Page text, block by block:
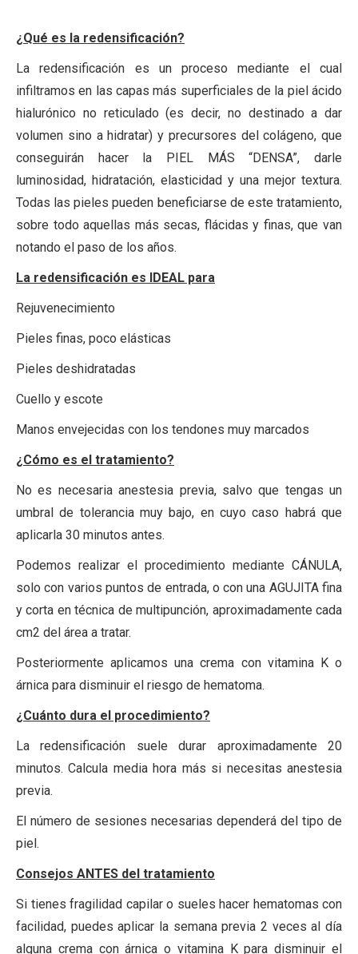
¿Qué es la redensificación?
La redensificación es un proceso mediante el cual
infiltramos en las capas más superficiales de la piel ácido
hialurónico no reticulado (es decir, no destinado a dar
volumen sino a hidratar) y precursores del colágeno, que
conseguirán hacer la PIEL MÁS “DENSA”, darle
luminosidad, hidratación, elasticidad y una mejor textura.
Todas las pieles pueden beneficiarse de este tratamiento,
sobre todo aquellas más secas, flácidas y finas, que van
notando el paso de los años.
La redensificación es IDEAL para
Rejuvenecimiento
Pieles finas, poco elásticas
Pieles deshidratadas
Cuello y escote
Manos envejecidas con los tendones muy marcados
¿Cómo es el tratamiento?
No es necesaria anestesia previa, salvo que tengas un
umbral de tolerancia muy bajo, en cuyo caso habrá que
aplicarla 30 minutos antes.
Podemos realizar el procedimiento mediante CÁNULA,
solo con varios puntos de entrada, o con una AGUJITA fina
y corta en técnica de multipunción, aproximadamente cada
cm2 del área a tratar.
Posteriormente aplicamos una crema con vitamina K o
árnica para disminuir el riesgo de hematoma.
¿Cuánto dura el procedimiento?
La redensificación suele durar aproximadamente 20
minutos. Calcula media hora más si necesitas anestesia
previa.
El número de sesiones necesarias dependerá del tipo de
piel.
Consejos ANTES del tratamiento
Si tienes fragilidad capilar o sueles hacer hematomas con
facilidad, puedes aplicar la semana previa 2 veces al día
alguna crema con árnica o vitamina K para disminuir el